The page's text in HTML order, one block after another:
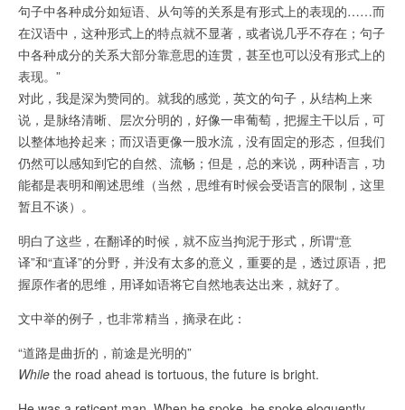
句子中各种成分如短语、从句等的关系是有形式上的表现的……而
在汉语中，这种形式上的特点就不显著，或者说几乎不存在；句子
中各种成分的关系大部分靠意思的连贯，甚至也可以没有形式上的
表现。”
对此，我是深为赞同的。就我的感觉，英文的句子，从结构上来
说，是脉络清晰、层次分明的，好像一串葡萄，把握主干以后，可
以整体地拎起来；而汉语更像一股水流，没有固定的形态，但我们
仍然可以感知到它的自然、流畅；但是，总的来说，两种语言，功
能都是表明和阐述思维（当然，思维有时候会受语言的限制，这里
暂且不谈）。
明白了这些，在翻译的时候，就不应当拘泥于形式，所谓“意
译”和“直译”的分野，并没有太多的意义，重要的是，透过原语，把
握原作者的思维，用译如语将它自然地表达出来，就好了。
文中举的例子，也非常精当，摘录在此：
“道路是曲折的，前途是光明的”
While the road ahead is tortuous, the future is bright.